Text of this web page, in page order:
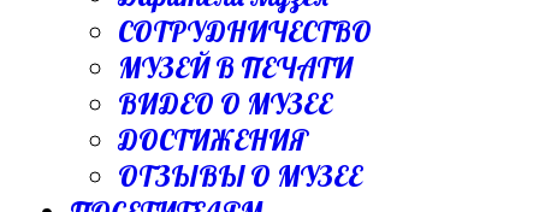
СОТРУДНИЧЕСТВО
МУЗЕЙ В ПЕЧАТИ
ВИДЕО О МУЗЕЕ
ДОСТИЖЕНИЯ
ОТЗЫВЫ О МУЗЕЕ